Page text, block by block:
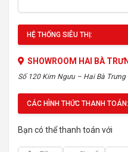
HỆ THỐNG SIÊU THỊ:
SHOWROOM HAI BÀ
Số 120 Kim Ngưu – Hai Bà
CÁC HÌNH THỨC THANH TOÁN:
Bạn có thể thanh toán với